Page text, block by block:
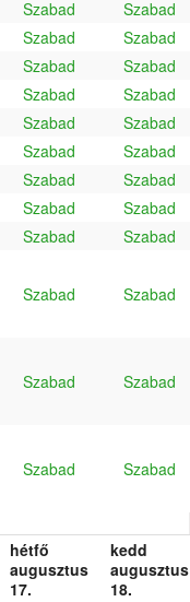
Szabad
Szabad
Szabad
Szabad
Szabad
Szabad
Szabad
Szabad
Szabad
Szabad
Szabad
Szabad
Szabad
Szabad
Szabad
Szabad
Szabad
Szabad
Szabad Szabad
Szabad Szabad
Szabad Szabad
hétfő
augusztus
17.
kedd
augusztus
18.